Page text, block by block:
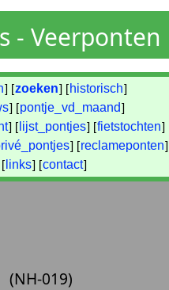
- Veerponten
] [zoeken] [ historisch]
] [pontje_vd_maand]
] [ lijst_pontjes] [fietstochten]
] [reclameponten]
[ links] [contact]
(NH-019)